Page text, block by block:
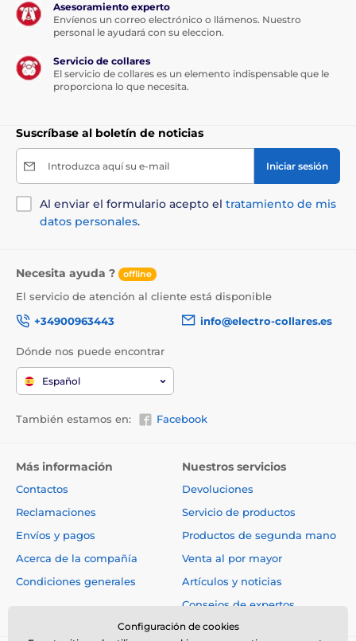
Asesoramiento experto
Envíenos un correo electrónico o llámenos. Nuestro
personal le ayudará con su eleccion.
Servicio de collares
El servicio de collares es un elemento indispensable que le
proporciona lo que necesita.
Suscríbase al boletín de noticias
Introduzca aquí su e-mail Iniciar sesión
Al enviar el formulario acepto el tratamiento de mis
datos personales.
Necesita ayuda ? offline
El servicio de atención al cliente está disponible
+34900963443
info@electro-collares.es
Dónde nos puede encontrar
Español
También estamos en: Facebook
Más información
Contactos
Reclamaciones
Envíos y pagos
Acerca de la compañía
Condiciones generales
Nuestros servicios
Devoluciones
Servicio de productos
Productos de segunda mano
Venta al por mayor
Artículos y noticias
Consejos de expertos
Configuración de cookies